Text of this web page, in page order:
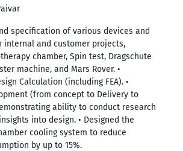
specification of various devices and
internal and customer projects,
chamber, Spin test, Dragschute
machine, and Mars Rover. •
Calculation (including FEA). •
(from concept to Delivery to
ability to conduct research
into design. • Designed the
cooling system to reduce
by up to 15%.